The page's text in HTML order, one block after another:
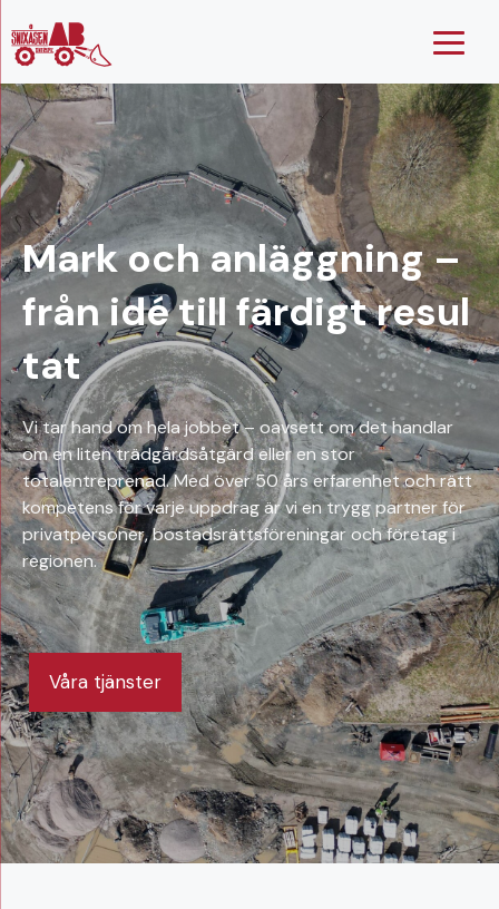
till
innehåll
Mark och anläggning –
från idé till färdigt resul
tat
Vi tar hand om hela jobbet – oavsett om det handlar
om en liten trädgårdsåtgärd eller en stor
totalentreprenad. Med över 50 års erfarenhet och rätt
kompetens för varje uppdrag är vi en trygg partner för
privatpersoner, bostadsrättsföreningar och företag i
regionen.
Våra tjänster